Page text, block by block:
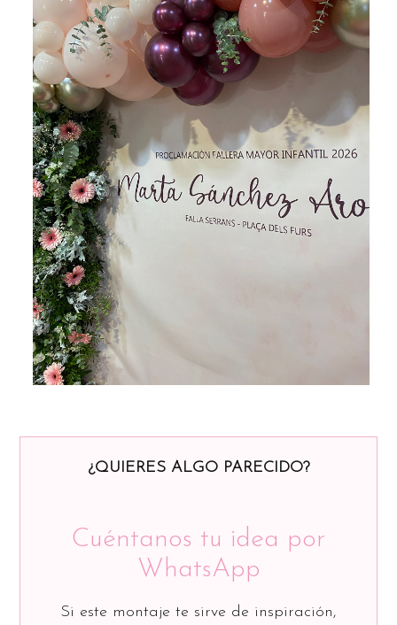
¿QUIERES ALGO PARECIDO?
Cuéntanos tu idea por
WhatsApp
Si este montaje te sirve de inspiración,